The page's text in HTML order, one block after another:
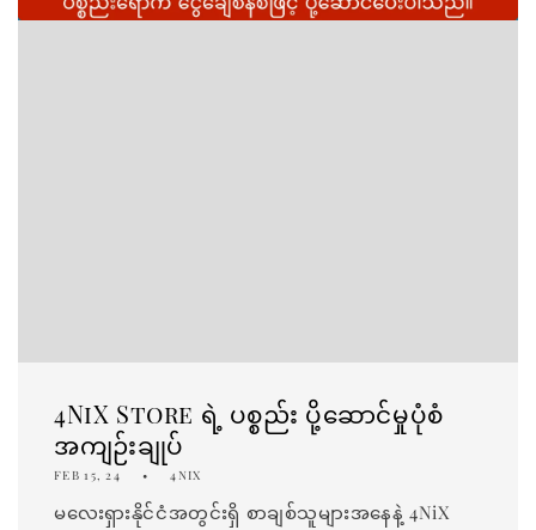
4NiX Store ရဲ့ ပစ္စည်း ပို့ဆောင်မှုပုံစံ
အကျဉ်းချုပ်
FEB 15, 24 4NIX
မလေးရှားနိုင်ငံအတွင်းရှိ စာချစ်သူများအနေနဲ့ 4NiX